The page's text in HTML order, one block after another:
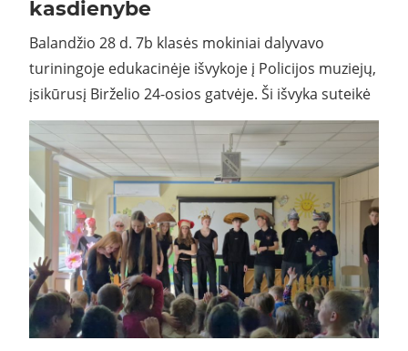
kasdienybe
Balandžio 28 d. 7b klasės mokiniai dalyvavo
turiningoje edukacinėje išvykoje į Policijos muziejų,
įsikūrusį Birželio 24-osios gatvėje. Ši išvyka suteikė